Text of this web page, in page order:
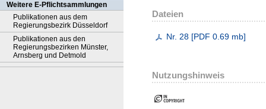
Weitere E-Pflichtsammlungen
Publikationen aus dem
Regierungsbezirk Düsseldorf
Publikationen aus den
Regierungsbezirken Münster,
Arnsberg und Detmold
Dateien
Nr. 28 [PDF 0.69 mb]
Nutzungshinweis